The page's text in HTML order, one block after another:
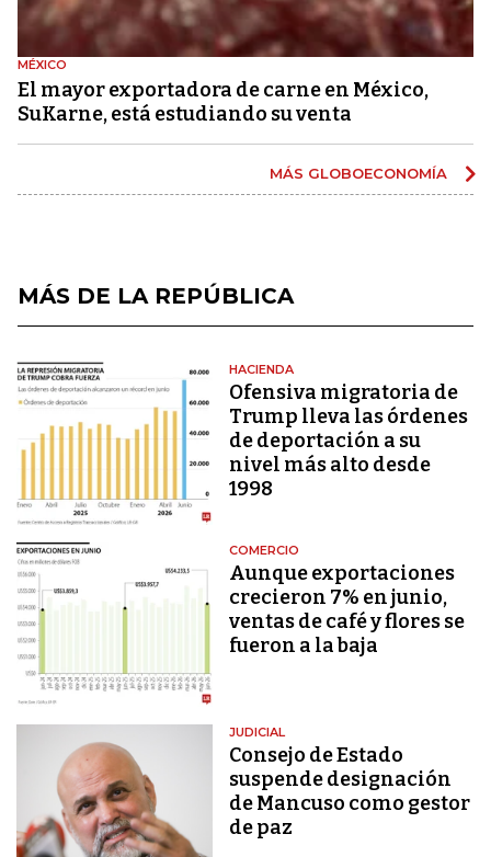
MÉXICO
El mayor exportadora de carne en México,
SuKarne, está estudiando su venta
MÁS GLOBOECONOMÍA
MÁS DE LA REPÚBLICA
HACIENDA
Ofensiva migratoria de
Trump lleva las órdenes
de deportación a su
nivel más alto desde
1998
COMERCIO
Aunque exportaciones
crecieron 7% en junio,
ventas de café y flores se
fueron a la baja
JUDICIAL
Consejo de Estado
suspende designación
de Mancuso como gestor
de paz